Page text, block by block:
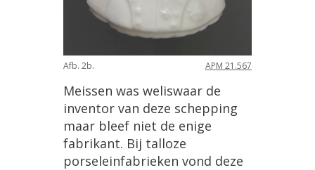
Afb. 2b. APM 21.567
Meissen was weliswaar de
inventor van deze schepping
maar bleef niet de enige
fabrikant. Bij talloze
porseleinfabrieken vond deze